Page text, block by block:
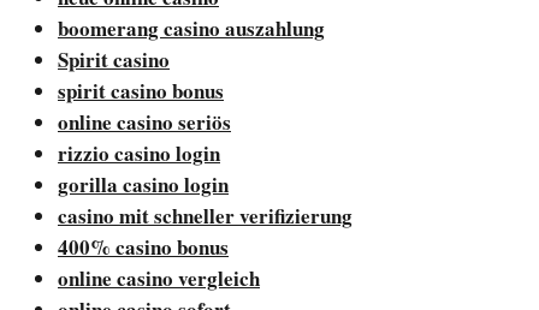
boomerang casino auszahlung
Spirit casino
spirit casino bonus
online casino seriös
rizzio casino login
gorilla casino login
casino mit schneller verifizierung
400% casino bonus
online casino vergleich